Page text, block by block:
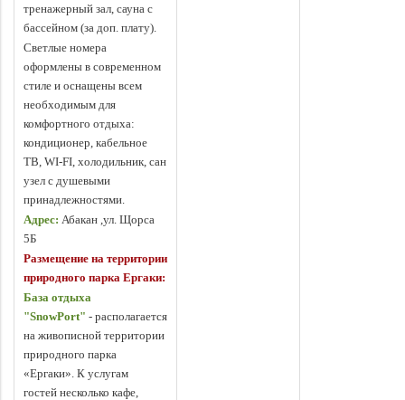
тренажерный зал, сауна с
бассейном (за доп. плату).
Светлые номера
оформлены в современном
стиле и оснащены всем
необходимым для
комфортного отдыха:
кондиционер, кабельное
ТВ, WI-FI, холодильник, сан
узел с душевыми
принадлежностями.
Адрес: Абакан ,ул. Щорса
5Б
Размещение на территории
природного парка Ергаки:
База отдыха
"SnowPort" - располагается
на живописной территории
природного парка
«Ергаки». К услугам
гостей несколько кафе,